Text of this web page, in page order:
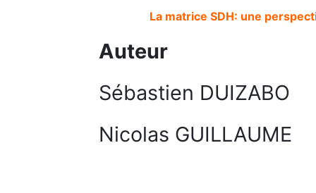
La matrice SDH: une
Auteur
Sébastien DUIZABO
Nicolas GUILLAUME